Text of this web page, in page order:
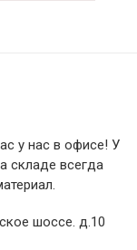
у нас в офисе! У
складе всегда
шоссе. д.10